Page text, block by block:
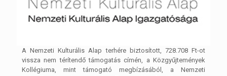
A Nemzeti Kulturális Alap terhére biztosított, 728.708 Ft-ot
vissza nem térítendő támogatás címén, a Közgyűjtemények
Kollégiuma, mint támogató megbízásából, a Nemzeti